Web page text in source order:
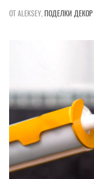
ОТ ALEKSEY,ПОДЕЛКИ ДЕКОР